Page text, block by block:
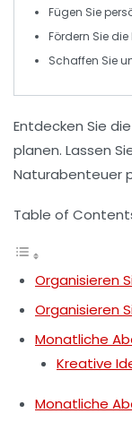
Fügen Sie
Fördern Sie
Schaffen Sie
Entdecken Sie
planen. Lassen
Naturabenteuer
Table of
Organisieren
Organisieren
Monatliche
Kreative
Monatliche